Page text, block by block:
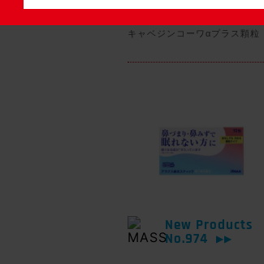
キャベジンコーワαプラス顆粒
New Products
No.974
▶▶